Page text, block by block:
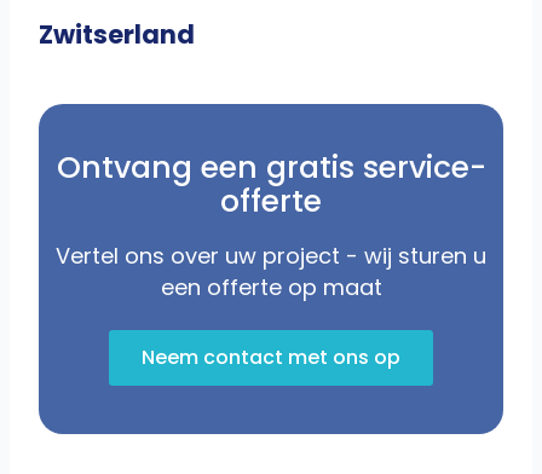
Zwitserland
Ontvang een gratis service-
offerte
Vertel ons over uw project - wij sturen u
een offerte op maat
Neem contact met ons op